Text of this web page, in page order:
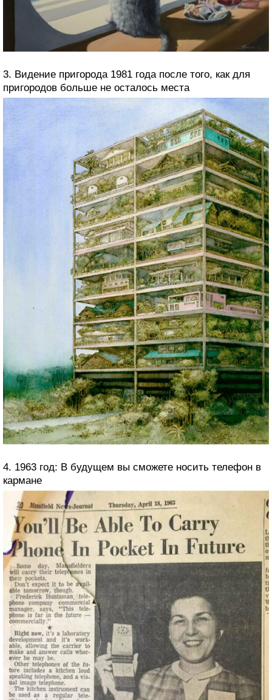
3. Видение пригорода 1981 года после того, как для
пригородов больше не осталось места
4. 1963 год: В будущем вы сможете носить телефон в
кармане